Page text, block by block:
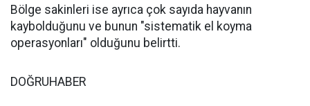
Bölge sakinleri ise ayrıca çok sayıda hayvanın
kaybolduğunu ve bunun "sistematik el koyma
operasyonları" olduğunu belirtti.
DOĞRUHABER